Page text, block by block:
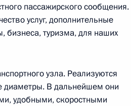
общего
пассажирского сообщения.
услуг, дополнительные
бизнеса, туризма, для наших
узла. Реализуются
диаметры. В дальнейшем они
удобными, скоростными